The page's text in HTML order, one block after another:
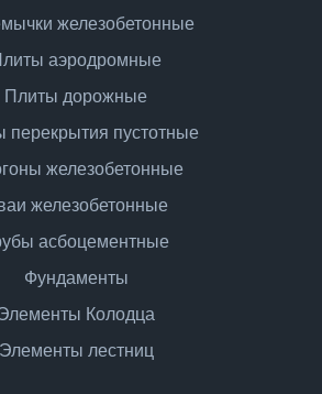
железобетонные
аэродромные
Плиты дорожные
перекрытия пустотные
железобетонные
железобетонные
асбоцементные
Фундаменты
Колодца
Элементы лестниц